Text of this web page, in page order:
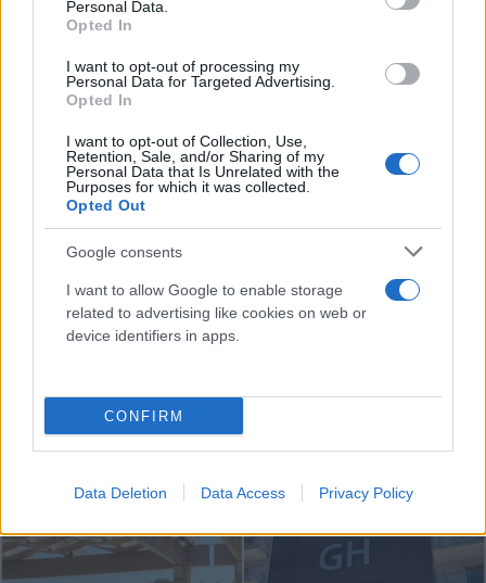
Personal Data.
Opted In
I want to opt-out of processing my
Personal Data for Targeted Advertising.
Opted In
I want to opt-out of Collection, Use,
Retention, Sale, and/or Sharing of my
Personal Data that Is Unrelated with the
Purposes for which it was collected.
Opted Out
Google consents
I want to allow Google to enable storage
related to advertising like cookies on web or
device identifiers in apps.
CONFIRM
Data Deletion Data Access Privacy Policy
Συγκλονιστικό βίντεο στον Κουβαρά:
Αστυνομικοί απομακρύνουν ηλικιωμένη από
τη φωτιά
10.08.2026